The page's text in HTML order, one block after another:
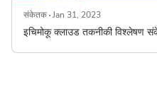
संकेतक Jan 31, 2023
इचिमोकू क्लाउड तकनीकी विश्लेषण